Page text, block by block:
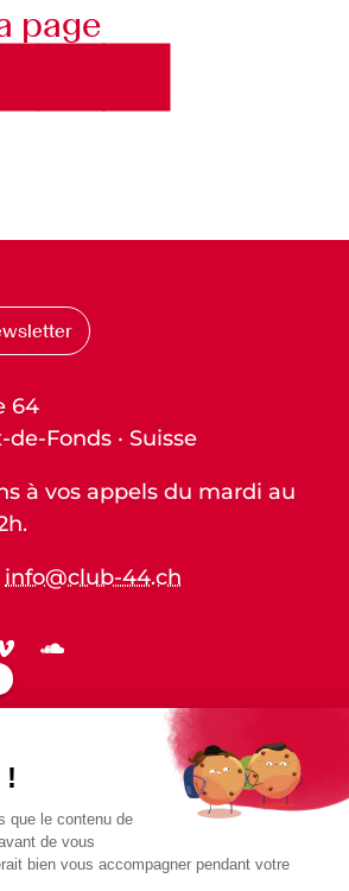
page
64
Fonds · Suisse
à vos appels du mardi au
info@club-44.ch